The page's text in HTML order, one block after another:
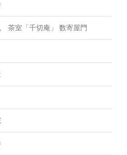
茶室「千切庵」 数寄屋門